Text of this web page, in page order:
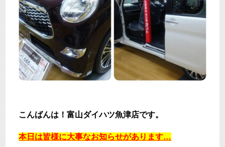
こんばんは！富山ダイハツ魚津店です。
本日は皆様に大事なお知らせがあります…